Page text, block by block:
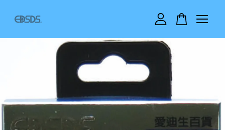
您的購物車目前還是空的。
繼續購物